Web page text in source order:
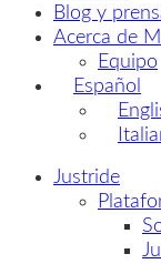
Blog y
Acerca de
Equipo
Español
Justride